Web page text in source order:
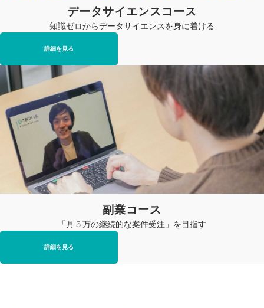
データサイエンスコース
知識ゼロからデータサイエンスを身に着ける
詳細を見る
副業コース
「月５万の継続的な案件受注」を目指す
詳細を見る